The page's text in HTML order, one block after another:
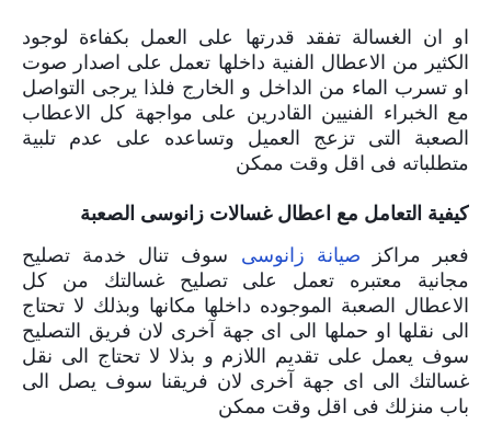
او ان الغسالة تفقد قدرتها على العمل بكفاءة لوجود
الكثير من الاعطال الفنية داخلها تعمل على اصدار صوت
او تسرب الماء من الداخل و الخارج فلذا يرجى التواصل
مع الخبراء الفنيين القادرين على مواجهة كل الاعطاب
الصعبة التى تزعج العميل وتساعده على عدم تلبية
متطلباته فى اقل وقت ممكن
كيفية التعامل مع اعطال غسالات زانوسى الصعبة
فعبر مراكز صيانة زانوسى سوف تنال خدمة تصليح
مجانية معتبره تعمل على تصليح غسالتك من كل
الاعطال الصعبة الموجوده داخلها مكانها وبذلك لا تحتاج
الى نقلها او حملها الى اى جهة آخرى لان فريق التصليح
سوف يعمل على تقديم اللازم و بذلا لا تحتاج الى نقل
غسالتك الى اى جهة آخرى لان فريقنا سوف يصل الى
باب منزلك فى اقل وقت ممكن